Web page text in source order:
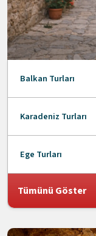
Balkan Turları
Karadeniz Turları
Ege Turları
Tümünü Göster